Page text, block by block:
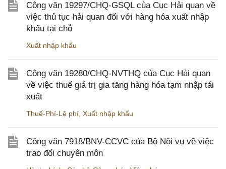
Công văn 19297/CHQ-GSQL của Cục Hải quan về
việc thủ tục hải quan đối với hàng hóa xuất nhập
khẩu tại chỗ
Xuất nhập khẩu
Công văn 19280/CHQ-NVTHQ của Cục Hải quan
về việc thuế giá trị gia tăng hàng hóa tạm nhập tái
xuất
Thuế-Phí-Lệ phí Xuất nhập khẩu
Công văn 7918/BNV-CCVC của Bộ Nội vụ về việc
trao đổi chuyên môn